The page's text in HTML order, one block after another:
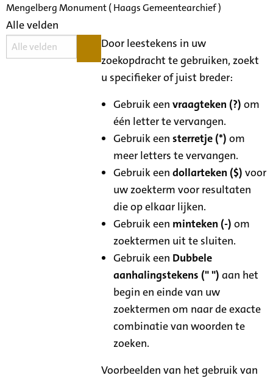
Mengelberg Monument ( Haags Gemeentearchief )
Alle velden
Door leestekens in uw
zoekopdracht te gebruiken, zoekt
u specifieker of juist breder:
Gebruik eenvraagteken (?) om
één letter te vervangen.
Gebruik eensterretje (*) om
meer letters te vervangen.
Gebruik eendollarteken ($) voor
uw zoekterm voor resultaten
die op elkaar lijken.
Gebruik een minteken (-) om
zoektermen uit te sluiten.
Gebruik een Dubbele
aanhalingstekens (" ") aan het
begin en einde van uw
zoektermen om naar de exacte
combinatie van woorden te
zoeken.
Voorbeelden van het gebruik van